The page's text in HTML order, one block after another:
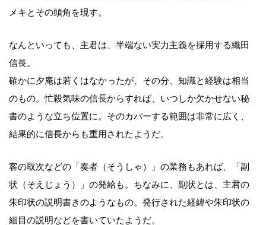
メキとその頭角を現す。
なんといっても、主君は、半端ない実力主義を採用する織田
信長。
確かに夕庵は若くはなかったが、その分、知識と経験は相当
のもの。忙殺気味の信長からすれば、いつしか欠かせない秘
書のような立ち位置に。そのカバーする範囲は非常に広く、
結果的に信長からも重用されたようだ。
客の取次などの「奏者（そうしゃ）」の業務もあれば、「副
状（そえじょう）」の発給も。ちなみに、副状とは、主君の
朱印状の説明書きのようなもの。発行された経緯や朱印状の
細目の説明などを書いていたようだ。